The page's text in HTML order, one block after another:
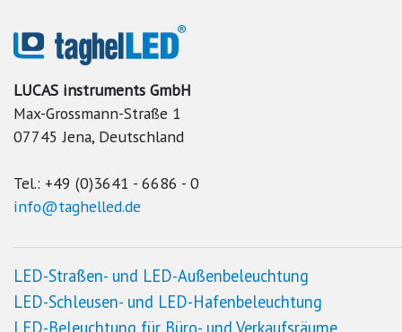
LUCAS instruments GmbH
Max-Grossmann-Straße 1
07745 Jena, Deutschland
Tel.: +49 (0)3641 - 6686 - 0
info@taghelled.de
LED-Straßen- und LED-Außenbeleuchtung
LED-Schleusen- und LED-Hafenbeleuchtung
LED-Beleuchtung für Büro- und Verkaufsräume